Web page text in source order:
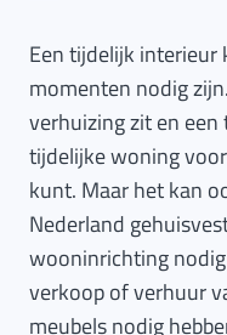
Een tijdelijk interieur
momenten nodig
verhuizing zit en
tijdelijke woning
kunt. Maar het kan
Nederland
wooninrichting
verkoop of verhuur
meubels nodig